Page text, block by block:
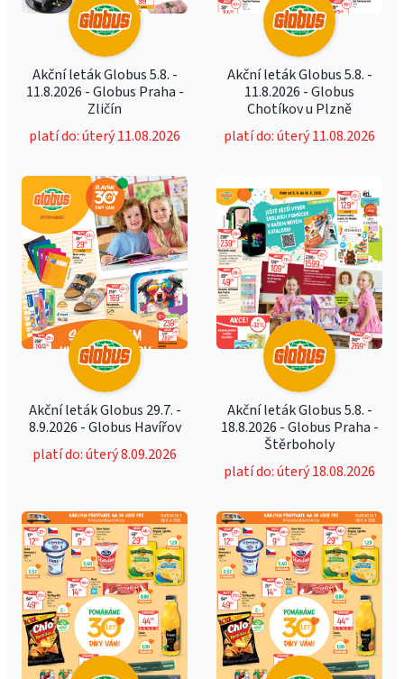
Akční leták Globus 5.8. -
11.8.2026 - Globus Praha -
Zličín
platí do: úterý 11.08.2026
Akční leták Globus 5.8. -
11.8.2026 - Globus
Chotíkov u Plzně
platí do: úterý 11.08.2026
Akční leták Globus 29.7. -
8.9.2026 - Globus Havířov
platí do: úterý 8.09.2026
Akční leták Globus 5.8. -
18.8.2026 - Globus Praha -
Štěrboholy
platí do: úterý 18.08.2026